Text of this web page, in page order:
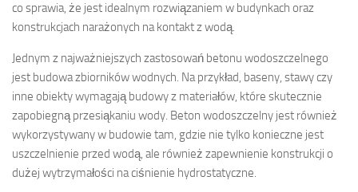
co sprawia, że jest idealnym rozwiązaniem w budynkach oraz
konstrukcjach narażonych na kontakt z wodą.
Jednym z najważniejszych zastosowań betonu wodoszczelnego
jest budowa zbiorników wodnych. Na przykład, baseny, stawy czy
inne obiekty wymagają budowy z materiałów, które skutecznie
zapobiegną przesiąkaniu wody. Beton wodoszczelny jest również
wykorzystywany w budowie tam, gdzie nie tylko konieczne jest
uszczelnienie przed wodą, ale również zapewnienie konstrukcji o
dużej wytrzymałości na ciśnienie hydrostatyczne.